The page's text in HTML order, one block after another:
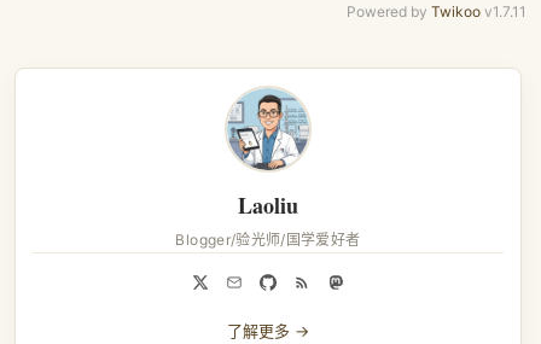
Powered by Twikoo v1.7.11
Laoliu
Blogger/验光师/国学爱好者
了解更多 →